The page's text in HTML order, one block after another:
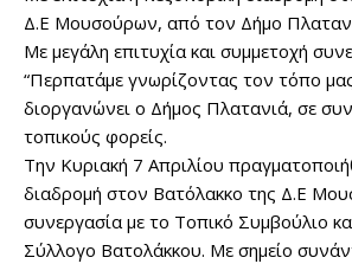
Δ.Ε Μουσούρων, από τον Δήμο
Με μεγάλη επιτυχία και συμμετοχή
“Περπατάμε γνωρίζοντας τον τόπο
διοργανώνει ο Δήμος Πλατανιά, σε
τοπικούς φορείς.
Την Κυριακή 7 Απριλίου
διαδρομή στον Βατόλακκο της Δ.Ε
συνεργασία με το Τοπικό Συμβούλιο
Σύλλογο Βατολάκκου. Με σημείο